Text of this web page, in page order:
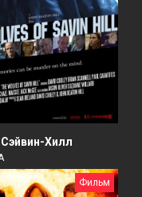
Сэйвин-Хилл
Фильм